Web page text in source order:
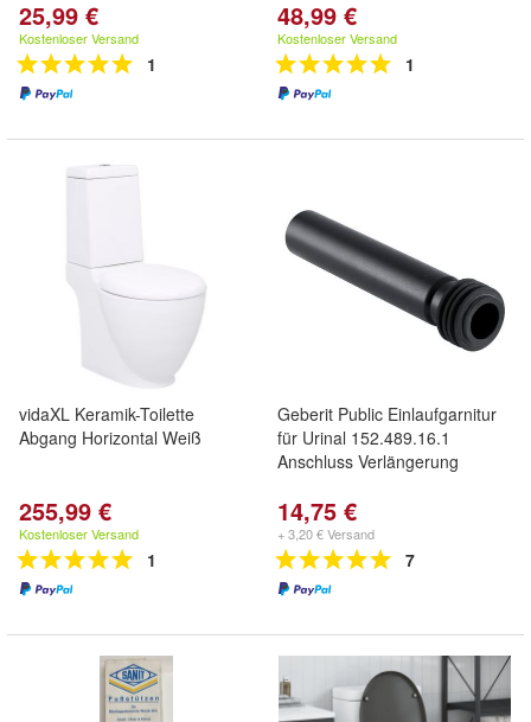
25,99 €
Kostenloser Versand
1
48,99 €
Kostenloser Versand
1
vidaXL Keramik-Toilette
Abgang Horizontal Weiß
255,99 €
Kostenloser Versand
1
Geberit Public Einlaufgarnitur
für Urinal 152.489.16.1
Anschluss Verlängerung
14,75 €
+ 3,20 € Versand
7